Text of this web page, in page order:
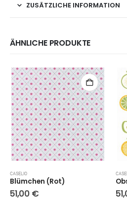
ZUSÄTZLICHE INFORMATION
ÄHNLICHE PRODUKTE
CASELIO
Blümchen (Rot)
51,00 €